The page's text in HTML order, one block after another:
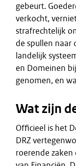
gebeurt.
verkocht,
strafrechtelijk
de spullen naar
landelijk
en Domeinen
genomen, en
Wat zijn
Officieel is het
DRZ
roerende